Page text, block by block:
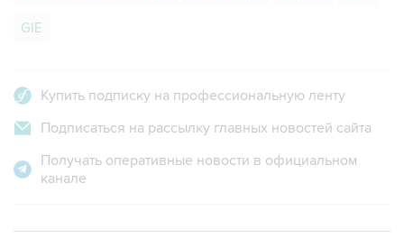
GIE
Купить подписку на профессиональную ленту
Подписаться на рассылку главных новостей сайта
Получать оперативные новости в официальном
канале